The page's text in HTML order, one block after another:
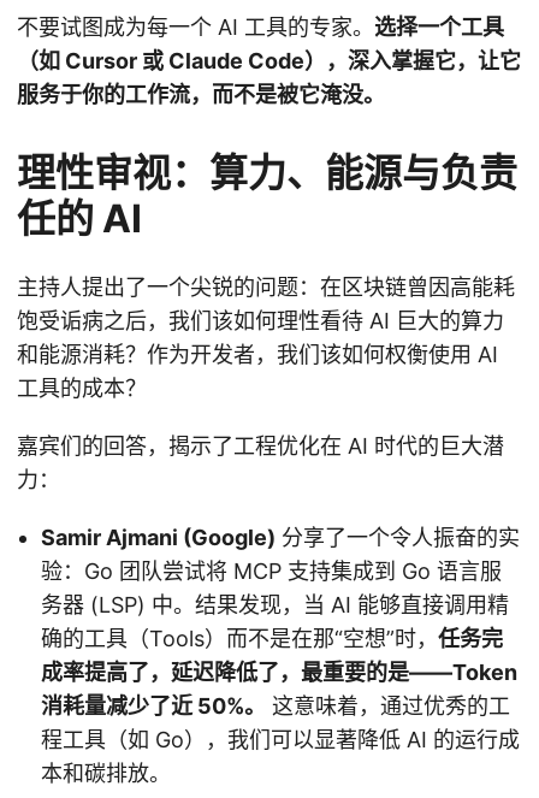
不要试图成为每一个 AI 工具的专家。 选择一个工具
（如 Cursor 或 Claude Code），深入掌握它，让它
服务于你的工作流，而不是被它淹没。
理性审视：算力、能源与负责
任的 AI
主持人提出了一个尖锐的问题：在区块链曾因高能耗
饱受诟病之后，我们该如何理性看待 AI 巨大的算力
和能源消耗？作为开发者，我们该如何权衡使用 AI
工具的成本？
嘉宾们的回答，揭示了工程优化在 AI 时代的巨大潜
力：
Samir Ajmani (Google) 分享了一个令人振奋的实
验：Go 团队尝试将 MCP 支持集成到 Go 语言服
务器 (LSP) 中。结果发现，当 AI 能够直接调用精
确的工具（Tools）而不是在那“空想”时， 任务完
成率提高了，延迟降低了，最重要的是——Token
消耗量减少了近 50%。
这意味着，通过优秀的工
程工具（如 Go），我们可以显著降低 AI 的运行成
本和碳排放。